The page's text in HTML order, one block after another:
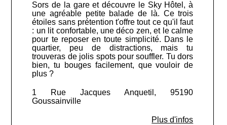
Sors de la gare et découvre le Sky Hôtel, à
une agréable petite balade de là. Ce trois
étoiles sans prétention t'offre tout ce qu'il faut
: un lit confortable, une déco zen, et le calme
pour te reposer en toute simplicité. Dans le
quartier, peu de distractions, mais tu
trouveras de jolis spots pour souffler. Tu dors
bien, tu bouges facilement, que vouloir de
plus ?
1 Rue Jacques Anquetil, 95190
Goussainville
Plus d'infos